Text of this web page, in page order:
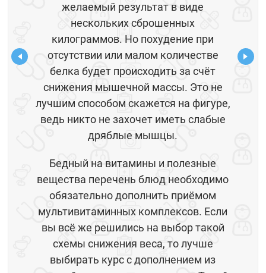
желаемый результат в виде
нескольких сброшенных
килограммов. Но похудение при
отсутствии или малом количестве
белка будет происходить за счёт
снижения мышечной массы. Это не
лучшим способом скажется на фигуре,
ведь никто не захочет иметь слабые
дряблые мышцы.
Бедный на витамины и полезные
вещества перечень блюд необходимо
обязательно дополнить приёмом
мультивитаминных комплексов. Если
вы всё же решились на выбор такой
схемы снижения веса, то лучше
выбирать курс с дополнением из